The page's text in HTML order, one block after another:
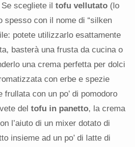
scegliete il tofu vellutato (lo
spesso con il nome di “silken
potete utilizzarlo esattamente
basterà una frusta da cucina o
una crema perfetta per dolci
con erbe e spezie
frullata con un po’ di pomodoro
del tofu in panetto, la crema
l’aiuto di un mixer dotato di
insieme ad un po’ di latte di